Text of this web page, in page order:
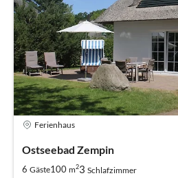
Ferienhaus
Ostseebad Zempin
6 Gäste100 m23 Schlafzimmer